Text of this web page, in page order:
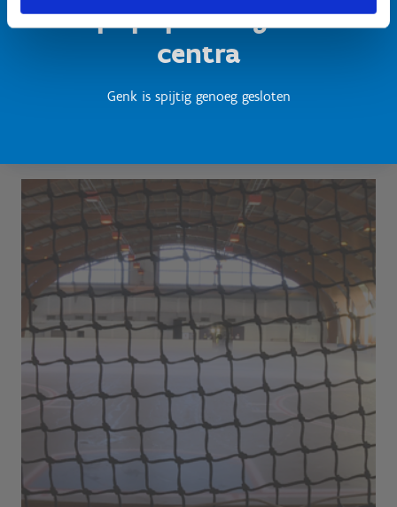
Test popup titel gesloten
centra
Genk is spijtig genoeg gesloten